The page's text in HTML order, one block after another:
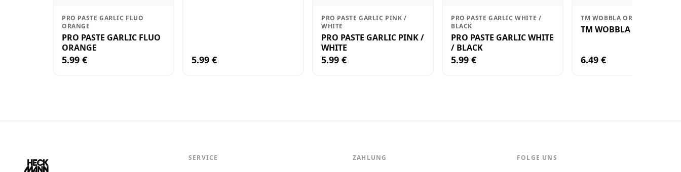
PRO PASTE GARLIC FLUO
ORANGE
PRO PASTE GARLIC FLUO
ORANGE
5.99 € 5.99 €
PRO PASTE GARLIC PINK /
WHITE
PRO PASTE GARLIC PINK /
WHITE
5.99 €
PRO PASTE GARLIC WHITE /
BLACK
PRO PASTE GARLIC WHITE
/ BLACK
5.99 €
TM WOBBLA ORANGE
TM WOBBLA ORANGE
6.49 €
SERVICE ZAHLUNG FOLGE UNS